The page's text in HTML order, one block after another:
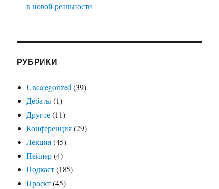
в новой реальности
РУБРИКИ
Uncategorized (39)
Дебаты(1)
Другое(11)
Конференция(29)
Лекция(45)
Пейпер(4)
Подкаст(185)
Проект(45)